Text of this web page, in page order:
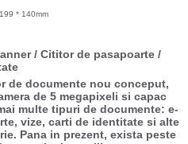
* 140mm
/ Cititor de pasapoarte /
de documente nou conceput,
de 5 megapixeli si capac
multe tipuri de documente: e-
vize, carti de identitate si alte
Pana in prezent, exista peste